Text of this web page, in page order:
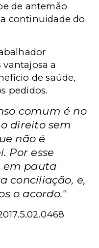
de antemão
continuidade do
a
de saúde,
pedidos.
comum é no
direito sem
não é
Por esse
em pauta
conciliação, e,
o acordo."